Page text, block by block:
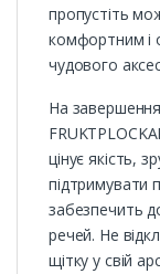
пропустіть
комфортним і
чудового
На
цінує якість,
підтримувати
забезпечить
речей. Не
щітку у свій